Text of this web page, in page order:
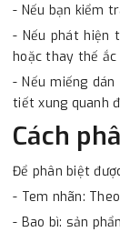
- Nếu bạn kiểm
- Nếu phát hiện
hoặc thay thế ắc
- Nếu miếng
tiết xung quanh
Cách
Để phân biệt
- Tem nhãn:
- Bao bì: sản